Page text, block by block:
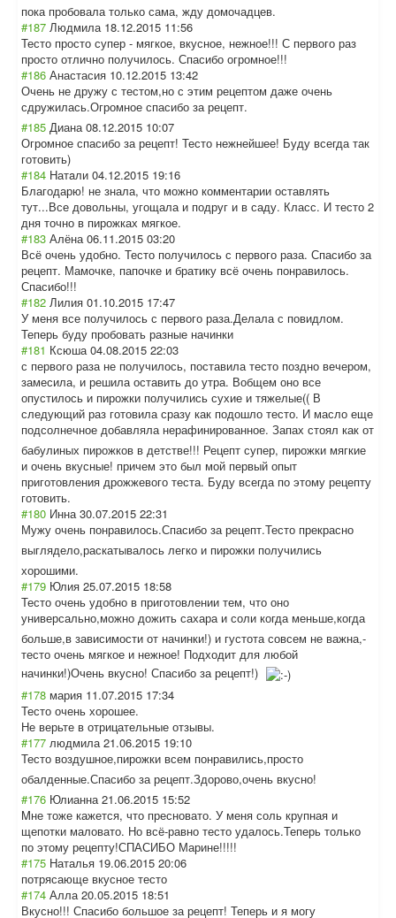
пока пробовала только сама, жду домочадцев.
#187 Людмила 18.12.2015 11:56
Тесто просто супер - мягкое, вкусное, нежное!!! С первого раз
просто отлично получилось. Спасибо огромное!!!
#186 Анастасия 10.12.2015 13:42
Очень не дружу с тестом,но с этим рецептом даже очень
сдружилась.Огромное спасибо за рецепт.
#185 Диана 08.12.2015 10:07
Огромное спасибо за рецепт! Тесто нежнейшее! Буду всегда так
готовить)
#184 Натaли 04.12.2015 19:16
Благодарю! не знала, что можно комментарии оставлять
тут...Все довольны, угощала и подруг и в саду. Класс. И тесто 2
дня точно в пирожках мягкое.
#183 Алёна 06.11.2015 03:20
Всё очень удобно. Тесто получилось с первого раза. Спасибо за
рецепт. Мамочке, папочке и братику всё очень понравилось.
Спасибо!!!
#182 Лилия 01.10.2015 17:47
У меня все получилось с первого раза.Делала с повидлом.
Теперь буду пробовать разные начинки
#181 Ксюша 04.08.2015 22:03
с первого раза не получилось, поставила тесто поздно вечером,
замесила, и решила оставить до утра. Вобщем оно все
опустилось и пирожки получились сухие и тяжелые(( В
следующий раз готовила сразу как подошло тесто. И масло еще
подсолнечное добавляла нерафинированное. Запах стоял как от
бабулиных пирожков в детстве!!! Рецепт супер, пирожки мягкие
и очень вкусные! причем это был мой первый опыт
приготовления дрожжевого теста. Буду всегда по этому рецепту
готовить.
#180 Инна 30.07.2015 22:31
Мужу очень понравилось.Спасибо за рецепт.Тесто прекрасно
выглядело,раскатывалось легко и пирожки получились
хорошими.
#179 Юлия 25.07.2015 18:58
Тесто очень удобно в приготовлении тем, что оно
универсально,можно дожить сахара и соли когда меньше,когда
больше,в зависимости от начинки!) и густота совсем не важна,-
тесто очень мягкое и нежное! Подходит для любой
начинки!)Очень вкусно! Спасибо за рецепт!)
#178 мария 11.07.2015 17:34
Тесто очень хорошее.
Не верьте в отрицательные отзывы.
#177 людмила 21.06.2015 19:10
Тесто воздушное,пирожки всем понравились,просто
обалденные.Спасибо за рецепт.Здорово,очень вкусно!
#176 Юлианна 21.06.2015 15:52
Mне тоже кажется, что пресновато. У меня соль крупная и
щепотки маловато. Но всё-равно тесто удалось.Теперь только
по этому рецепту!СПАСИБО Марине!!!!!
#175 Наталья 19.06.2015 20:06
потрясающе вкусное тесто
#174 Алла 20.05.2015 18:51
Вкусно!!! Спасибо большое за рецепт! Теперь и я могу